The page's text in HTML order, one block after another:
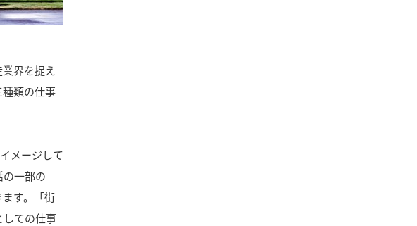
界を捉え
類の仕事
メージして
一部の
す。「街
しての仕事